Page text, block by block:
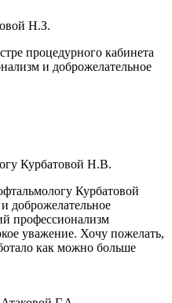
Н.З.
процедурного кабинета
и доброжелательное
Курбатовой Н.В.
Курбатовой
доброжелательное
профессионализм
уважение. Хочу пожелать,
как можно больше